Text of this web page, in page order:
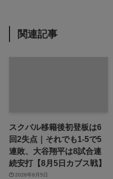
関連記事
スクバル移籍後初登板は6
回2失点｜それでも1-5で5
連敗、大谷翔平は8試合連
続安打【8月5日カブス戦】
2026年8月5日